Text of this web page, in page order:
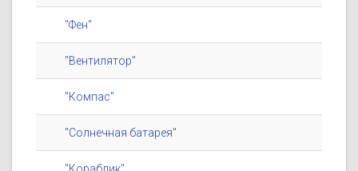
"Фен"
"Вентилятор"
"Компас"
"Солнечная батарея"